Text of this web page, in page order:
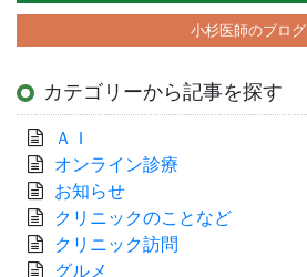
小杉医師のブログ
カテゴリーから記事を探す
ＡＩ
オンライン診療
お知らせ
クリニックのことなど
クリニック訪問
グルメ